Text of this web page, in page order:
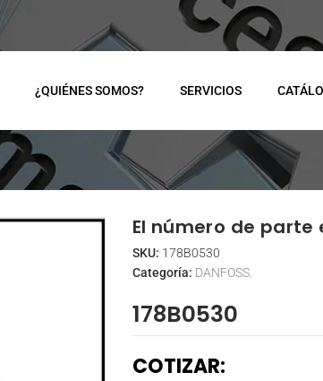
¿QUIÉNES SOMOS? SERVICIOS
El número de
SKU: 178B0530
Categoría: DANFOSS.
178B0530
COTIZAR: